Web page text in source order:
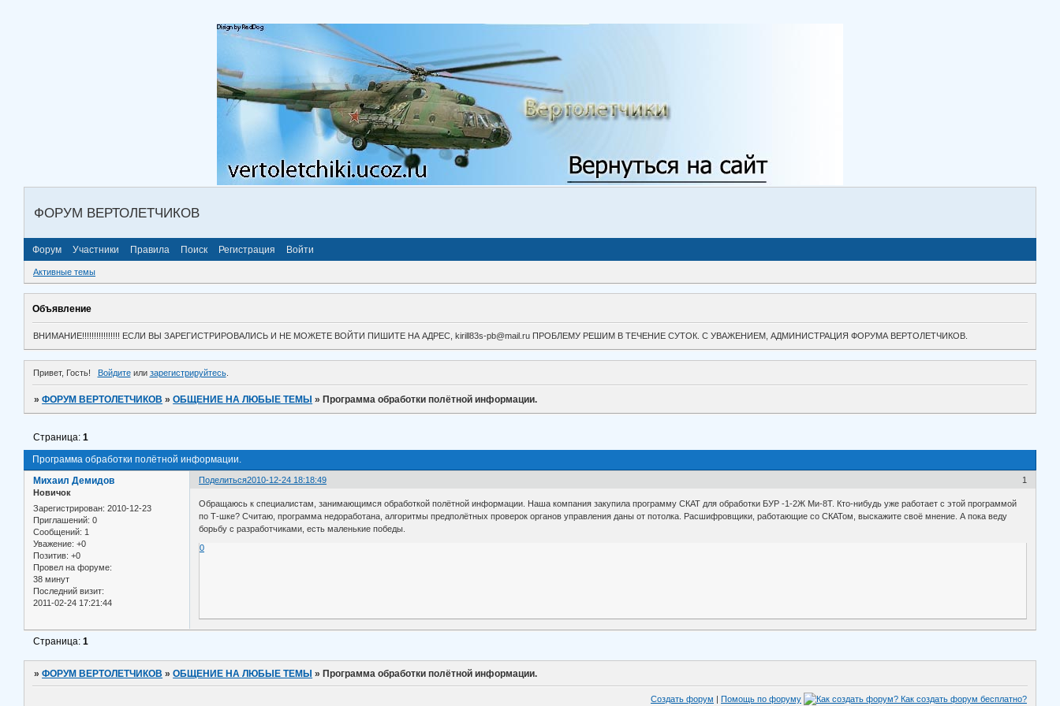
ФОРУМ ВЕРТОЛЕТЧИКОВ
Форум Участники Правила Поиск Регистрация Войти
Активные темы
Объявление
ВНИМАНИЕ!!!!!!!!!!!!!!!! ЕСЛИ ВЫ ЗАРЕГИСТРИРОВАЛИСЬ И НЕ МОЖЕТЕ ВОЙТИ ПИШИТЕ НА АДРЕС, kirill83s-pb@mail.ru ПРОБЛЕМУ РЕШИМ В ТЕЧЕНИЕ СУТОК. С УВАЖЕНИЕМ, АДМИНИСТРАЦИЯ ФОРУМА ВЕРТОЛЕТЧИКОВ.
Привет, Гость! Войдитеили зарегистрируйтесь.
»ФОРУМ ВЕРТОЛЕТЧИКОВ »ОБЩЕНИЕ НА ЛЮБЫЕ ТЕМЫ » Программа обработки полётной информации.
Программа обработки полётной информации.
Страница:1
Поделиться 1
2010-12-24 18:18:49
Михаил Демидов
Новичок
Зарегистрирован: 2010-12-23
Приглашений: 0
Сообщений: 1
Уважение: +0
Позитив: +0
Провел на форуме:
38 минут
Последний визит:
2011-02-24 17:21:44
Обращаюсь к специалистам, занимающимся обработкой полётной информации. Наша компания закупила программу СКАТ для обработки БУР -1-2Ж Ми-8Т. Кто-нибудь уже работает с этой программой
по Т-шке? Считаю, программа недоработана, алгоритмы предполётных проверок органов управления даны от потолка. Расшифровщики, работающие со СКАТом, выскажите своё мнение. А пока веду
борьбу с разработчиками, есть маленькие победы.
0
Страница:1
»ФОРУМ ВЕРТОЛЕТЧИКОВ »ОБЩЕНИЕ НА ЛЮБЫЕ ТЕМЫ » Программа обработки полётной информации.
Создать форум | Помощь по форуму